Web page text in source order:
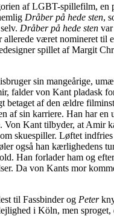
af LGBT-spillefilm, en
Dråber på hede sten,
Dråber på hede sten
været nomineret
spillet af Margit
sin mangeårige,
falder von Kant pladask
af den ældre
sin karriere. Han har en
Kant tilbyder, at Amir
skuespiller. Løftet
også han kærlighedens
Han forlader ham og
Da von Kants mor
til Fassbinder og Peter
i Köln, men